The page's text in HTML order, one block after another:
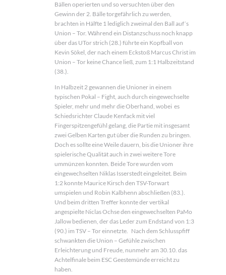
Bällen operierten und so versuchten über den
Gewinn der 2. Bälle torgefährlich zu werden,
brachten in Hälfte 1 lediglich zweimal den Ball auf´s
Union – Tor. Während ein Distanzschuss noch knapp
über das UTor strich (28.) führte ein Kopfball von
Kevin Sökel, der nach einem Eckstoß Marcus Christ im
Union – Tor keine Chance ließ, zum 1:1 Halbzeitstand
(38.).
In Halbzeit 2 gewannen die Unioner in einem
typischen Pokal – Fight, auch durch eingewechselte
Spieler, mehr und mehr die Oberhand, wobei es
Schiedsrichter Claude Kenfack mit viel
Fingerspitzengefühl gelang, die Partie mit insgesamt
zwei Gelben Karten gut über die Runden zu bringen.
Doch es sollte eine Weile dauern, bis die Unioner ihre
spielerische Qualität auch in zwei weitere Tore
ummünzen konnten. Beide Tore wurden vom
eingewechselten Niklas Isserstedt eingeleitet. Beim
1:2 konnte Maurice Kirsch den TSV-Torwart
umspielen und Robin Kalbhenn abschließen (83.).
Und beim dritten Treffer konnte der vertikal
angespielte Niclas Ochse den eingewechselten PaMo
Jallow bedienen, der das Leder zum Endstand von 1:3
(90.) im TSV – Tor einnetzte. Nach dem Schlusspfiff
schwankten die Union – Gefühle zwischen
Erleichterung und Freude, nunmehr am 30.10. das
Achtelfinale beim ESC Geestemünde erreicht zu
haben.